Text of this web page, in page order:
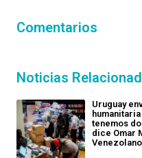
Comentarios
Noticias
Uruguay
tenemos
dice Omar